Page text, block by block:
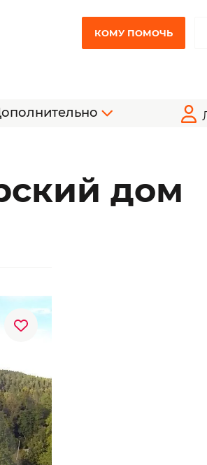
КОМУ ПОМОЧЬ
дом